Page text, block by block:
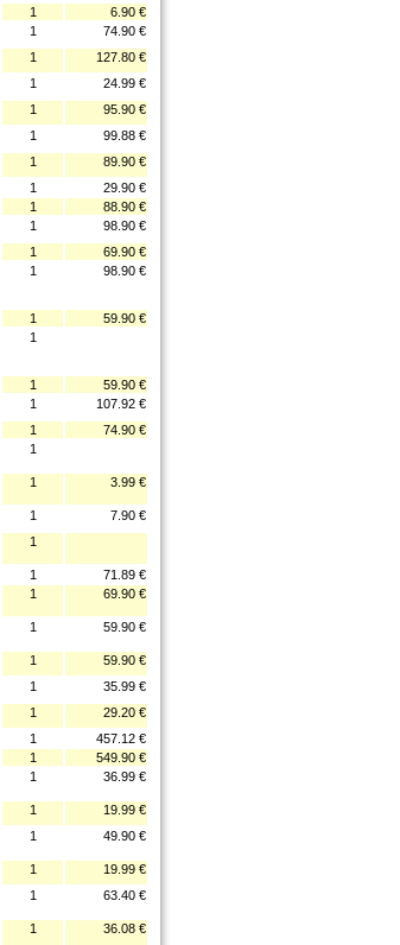
1
6.90 €
1
74.90 €
1
127.80 €
1
24.99 €
1
95.90 €
1
99.88 €
1
89.90 €
1
29.90 €
1
88.90 €
1
98.90 €
1
69.90 €
1 98.90 €
1
59.90 €
1
1
59.90 €
1
107.92 €
1
74.90 €
1
1 3.99 €
1
7.90 €
1
1
71.89 €
1 69.90 €
1 59.90 €
1
59.90 €
1
35.99 €
1
29.20 €
1
457.12 €
1
549.90 €
1 36.99 €
1
19.99 €
1 49.90 €
1
19.99 €
1 63.40 €
1 36.08 €